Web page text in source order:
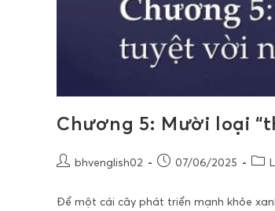
Chương 5: Mười loại
bhvenglish02 07/06/2025
Để một cái cây phát triển mạnh khỏe